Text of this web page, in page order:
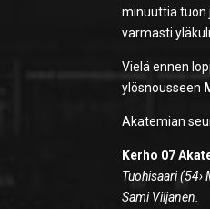
minuuttia tuon
varmasti
Vielä ennen
ylösnousseen
Akatemian
Kerho 07
Tuohisaari (54›
Sami Viljanen.